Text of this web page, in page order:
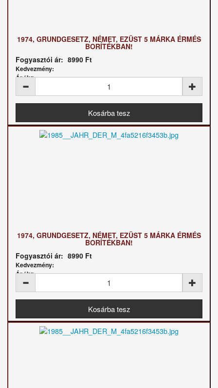
1974, GRUNDGESETZ, NÉMET, EZÜST 5 MÁRKA ÉRMÉS
BORÍTÉKBAN!
Fogyasztói ár: 8990 Ft
Kedvezmény:
Ár / kg:
1974, GRUNDGESETZ, NÉMET, EZÜST 5 MÁRKA ÉRMÉS
BORÍTÉKBAN!
Fogyasztói ár: 8990 Ft
Kedvezmény:
Ár / kg: